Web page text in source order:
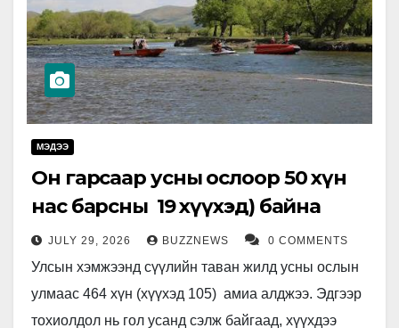
МЭДЭЭ
Он гарсаар усны ослоор 50 хүн
нас барсны 19 хүүхэд) байна
JULY 29, 2026 BUZZNEWS 0 COMMENTS
Улсын хэмжээнд сүүлийн таван жилд усны ослын
улмаас 464 хүн (хүүхэд 105) амиа алджээ. Эдгээр
тохиолдол нь гол усанд сэлж байгаад, хүүхдээ